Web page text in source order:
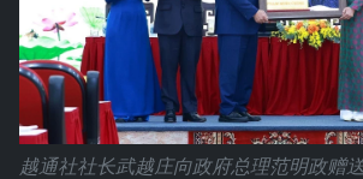
越通社社长武越庄向政府总理范明政赠